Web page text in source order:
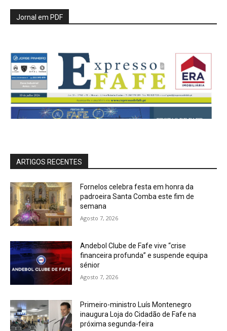
Jornal em PDF
ARTIGOS RECENTES
Fornelos celebra festa em honra da
padroeira Santa Comba este fim de
semana
Agosto 7, 2026
Andebol Clube de Fafe vive “crise
financeira profunda” e suspende equipa
sénior
Agosto 7, 2026
Primeiro-ministro Luís Montenegro
inaugura Loja do Cidadão de Fafe na
próxima segunda-feira